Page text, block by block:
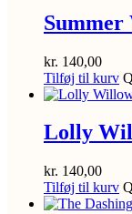
Summer
kr. 140,00
Tilføj til kurv
Lolly
kr. 140,00
Tilføj til kurv